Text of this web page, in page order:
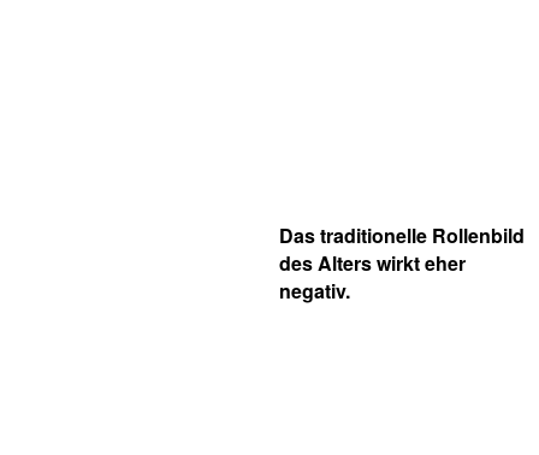
Das traditionelle Rollenbild
des Alters wirkt eher
negativ.